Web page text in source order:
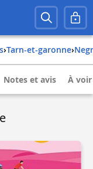
› tarn-et-garonne›
Notes et avis À